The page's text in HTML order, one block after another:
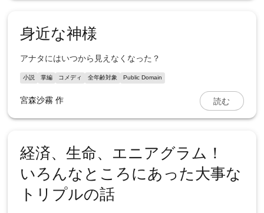
身近な神様
アナタにはいつから見えなくなった？
小説 掌編 コメディ 全年齢対象 Public Domain
宮森沙霧 作 読む
経済、生命、エニアグラム！
いろんなところにあった大事な
トリプルの話